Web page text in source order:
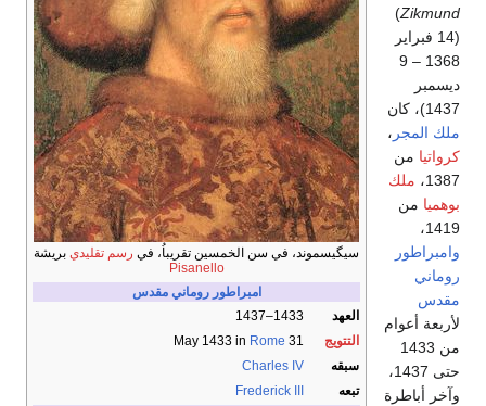
سيگيسموند، في سن الخمسين تقريباُ، في رسم تقليدي بريشة
Pisanello
امبراطور روماني مقدس
العهد
1433–1437
التتويج
31 May 1433 in
Rome
سبقه
Charles IV
تبعه
Frederick III
Zikmund
)
(14 فبراير
1368 – 9
ديسمبر
1437)، كان
ملك المجر ،
كرواتيا من
1387،
ملك
بوهميا من
1419،
وامبراطور
روماني
مقدس
لأربعة أعوام
من 1433
حتى 1437،
وآخر أباطرة